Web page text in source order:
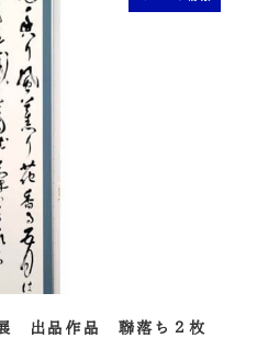
出品作品 聯落ち２枚